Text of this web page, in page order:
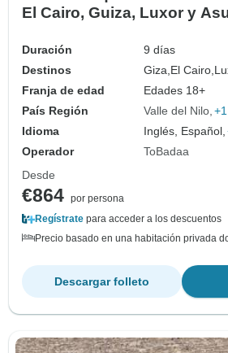
El Cairo, Guiza, Luxor y
Duración
9 días
Destinos
Giza, El Cairo,
Franja de edad
Edades 18+
País Región
Valle del Nilo
Idioma
Inglés, Español,
Operador
ToBadaa
Desde
€864 por persona
Regístrate para acceder a los descuentos
Precio basado en una habitación privada
Descargar folleto